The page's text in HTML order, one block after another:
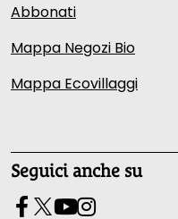
Abbonati
Mappa Negozi Bio
Mappa Ecovillaggi
Seguici anche su